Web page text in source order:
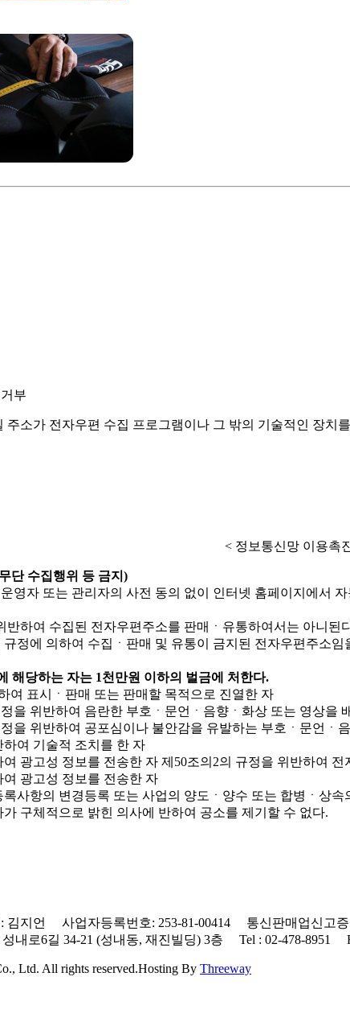
부
주소가 전자우편 수집 프로그램이나 그 밖의 기술적인 장
< 정보통신망 이용촉
단 수집행위 등 금지)
영자 또는 관리자의 사전 동의 없이 인터넷 홈페이지에서
반하여 수집된 전자우편주소를 판매ㆍ유통하여서는 아니된
정에 의하여 수집ㆍ판매 및 유통이 금지된 전자우편주소
해당하는 자는 1천만원 이하의 벌금에 처한다.
여 표시ㆍ판매 또는 판매할 목적으로 진열한 자
을 위반하여 음란한 부호ㆍ문언ㆍ음향ㆍ화상 또는 영상을
을 위반하여 공포심이나 불안감을 유발하는 부호ㆍ문언
여 기술적 조치를 한 자
여 광고성 정보를 전송한 자 제50조의2의 규정을 위반하여
광고성 정보를 전송한 자
록사항의 변경등록 또는 사업의 양도ㆍ양수 또는 합병ㆍ상
구체적으로 밝힌 의사에 반하여 공소를 제기할 수 없다.
지언 사업자등록번호: 253-81-00414 통신판매업신고증
내로6길 34-21 (성내동, 재진빌딩) 3층 Tel : 02-478-8951
Ltd. All rights reserved.Hosting By Threeway